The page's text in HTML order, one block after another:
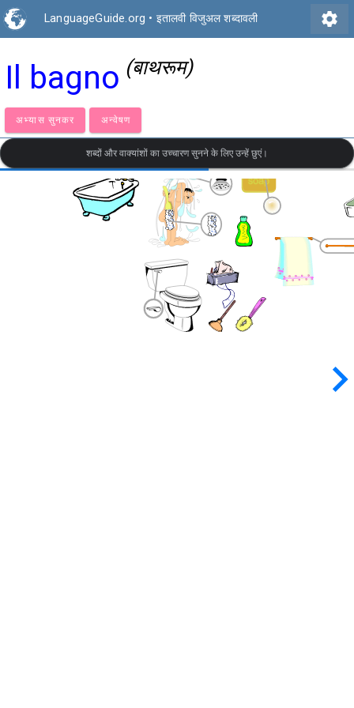
LanguageGuide.org • इतालवी विजुअल शब्दावली settings
Il bagno (बाथरूम)
अभ्यास सुनकर अन्वेषण
शब्दों और वाक्यांशों का उच्चारण सुनने के लिए उन्हें छुएं।